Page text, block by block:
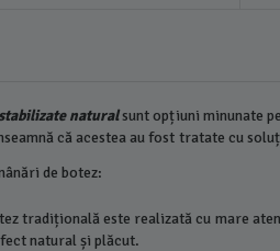
naturalsunt opțiuni minunate
că acestea au fost tratate cu
de botez:
tradițională este realizată cu mare
natural și plăcut.